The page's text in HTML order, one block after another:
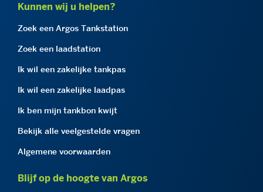
Kunnen wij u helpen?
Zoek een Argos Tankstation
Zoek een laadstation
Ik wil een zakelijke tankpas
Ik wil een zakelijke laadpas
Ik ben mijn tankbon kwijt
Bekijk alle veelgestelde vragen
Algemene voorwaarden
Blijf op de hoogte van Argos